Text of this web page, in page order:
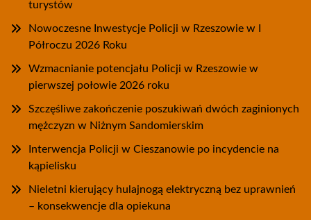
turystów
Nowoczesne Inwestycje Policji w Rzeszowie w I
Półroczu 2026 Roku
Wzmacnianie potencjału Policji w Rzeszowie w
pierwszej połowie 2026 roku
Szczęśliwe zakończenie poszukiwań dwóch zaginionych
mężczyzn w Niżnym Sandomierskim
Interwencja Policji w Cieszanowie po incydencie na
kąpielisku
Nieletni kierujący hulajnogą elektryczną bez uprawnień
– konsekwencje dla opiekuna